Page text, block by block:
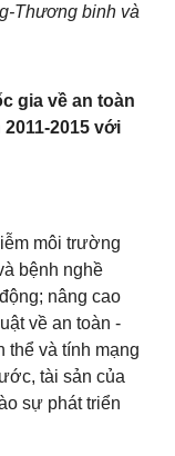
Thương binh và
gia về an toàn
2015 với
môi trường
bệnh nghề
nâng cao
về an toàn -
thể và tính mạng
tài sản của
sự phát triển